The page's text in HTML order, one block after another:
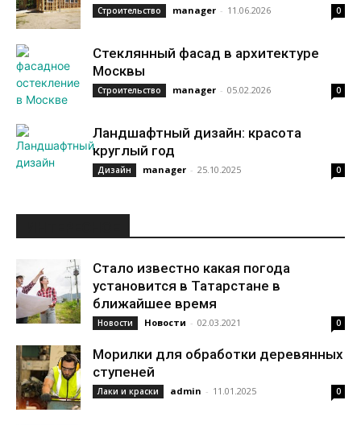
Строительство manager - 11.06.2026 0
Стеклянный фасад в архитектуре
Москвы
Строительство manager - 05.02.2026 0
Ландшафтный дизайн: красота
круглый год
Дизайн manager - 25.10.2025 0
Стало известно какая погода
установится в Татарстане в
ближайшее время
Новости Новости - 02.03.2021 0
Морилки для обработки деревянных
ступеней
Лаки и краски admin - 11.01.2025 0